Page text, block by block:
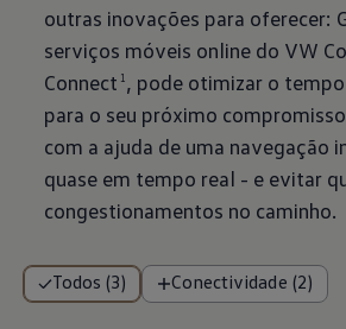
outras inovações para oferecer:
serviços móveis online do VW
Connect 1 , pode otimizar o
para o seu próximo
com a ajuda de uma navegação
quase em tempo real - e evitar
congestionamentos no caminho.
Todos (3) Conectividade (2)